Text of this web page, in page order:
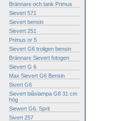
Brännare och tank Primus
Sievert 571
Sievert bensin
Sievert 251
Primus nr 5
Sievert G6 troligen bensin
Brännare Sievert fotogen
Sievert G 6
Max Sievert G6 Bensin
Sivert G6
Sievert blåslampa G8 31 cm
hög
Siewert G6. Sprit
Sivert 257